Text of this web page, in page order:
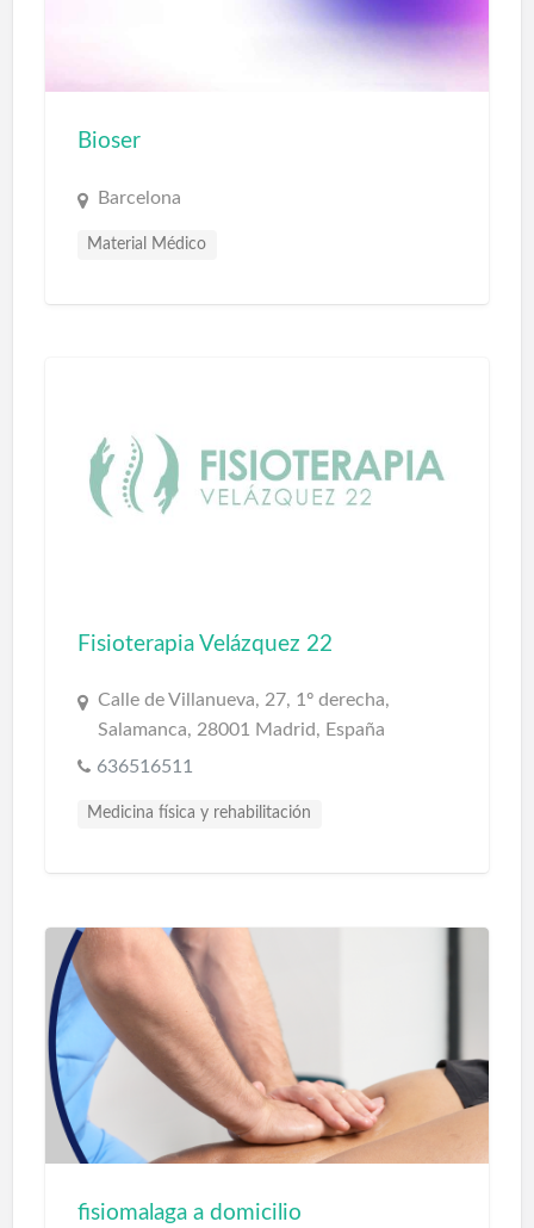
Bioser
Barcelona
Material Médico
Fisioterapia Velázquez 22
Calle de Villanueva, 27, 1º derecha,
Salamanca, 28001 Madrid, España
636516511
Medicina física y rehabilitación
fisiomalaga a domicilio